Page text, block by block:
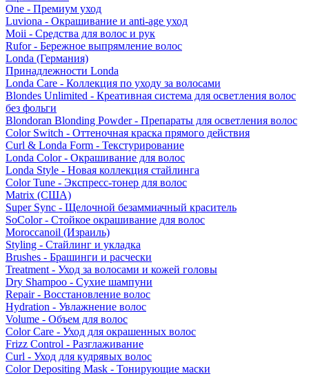
One - Премиум уход
Luviona - Окрашивание и anti-age уход
Moii - Средства для волос и рук
Rufor - Бережное выпрямление волос
Londa (Германия)
Принадлежности Londa
Londa Care - Коллекция по уходу за волосами
Blondes Unlimited - Креативная система для осветления волос
без фольги
Blondoran Blonding Powder - Препараты для осветления волос
Color Switch - Оттеночная краска прямого действия
Curl & Londa Form - Текстурирование
Londa Color - Окрашивание для волос
Londa Style - Новая коллекция стайлинга
Color Tune - Экспресс-тонер для волос
Matrix (США)
Super Sync - Щелочной безаммиачный краситель
SoColor - Стойкое окрашивание для волос
Moroccanoil (Израиль)
Styling - Стайлинг и укладка
Brushes - Брашинги и расчески
Treatment - Уход за волосами и кожей головы
Dry Shampoo - Сухие шампуни
Repair - Восстановление волос
Hydration - Увлажнение волос
Volume - Объем для волос
Color Care - Уход для окрашенных волос
Frizz Control - Разглаживание
Curl - Уход для кудрявых волос
Color Depositing Mask - Тонирующие маски